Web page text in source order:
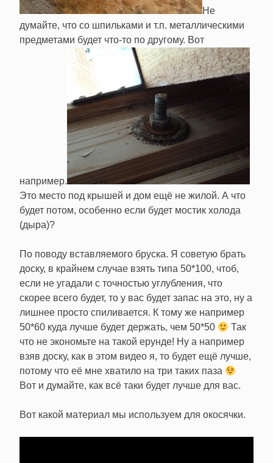
Не
думайте, что со шпильками и т.п. металлическими
предметами будет что-то по другому. Вот
например.
Это место под крышей и дом ещё не жилой. А что
будет потом, особенно если будет мостик холода
(дыра)?
По поводу вставляемого бруска. Я советую брать
доску, в крайнем случае взять типа 50*100, чтоб,
если не угадали с точностью углубления, что
скорее всего будет, то у вас будет запас на это, ну а
лишнее просто спиливается. К тому же например
50*60 куда лучше будет держать, чем 50*50
Так
что не экономьте на такой ерунде! Ну а например
взяв доску, как в этом видео я, то будет ещё лучше,
потому что её мне хватило на три таких паза
Вот и думайте, как всё таки будет лучше для вас.
Вот какой материал мы используем для окосячки.